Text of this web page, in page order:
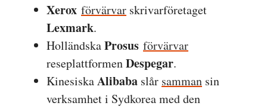
Xerox förvärvar skrivarföretaget
Lexmark.
HolländskaProsus förvärvar
reseplattformenDespegar.
KinesiskaAlibaba slår samman sin
verksamhet i Sydkorea med den